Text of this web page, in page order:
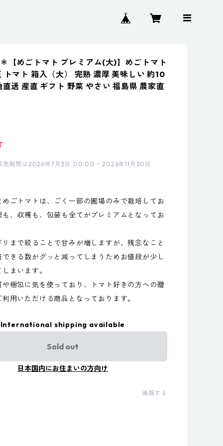
【めごトマト プレミアム(大)】めごトマト
トマト 箱入（大） 完熟 濃厚 美味しい 約10
送 産直 ギフト 野菜 やさい 福島県 農家直
売期間は2026年7月3日 00:00 ~ 2026年11月30日
ごトマトは、ごく一部の圃場のみで栽培してお
、収穫も、包装も全てがプレミアムとなってお
まで絞ることで甘みが増しますが、残念なこと
きる数がグッと減ってしまうためお値段が少し
まいます。
梱包に気を使っており、トマト好きの方への贈
用いただける商品となっております。
International shipping available
Sold out
日本国内にお住まいの方向け
通報する